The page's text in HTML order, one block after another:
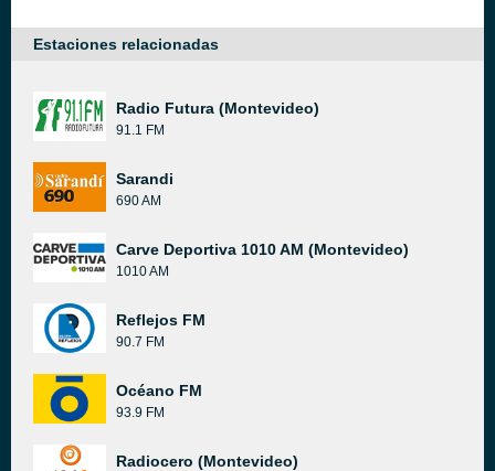
Estaciones relacionadas
Radio Futura (Montevideo)
91.1 FM
Sarandi
690 AM
Carve Deportiva 1010 AM (Montevideo)
1010 AM
Reflejos FM
90.7 FM
Océano FM
93.9 FM
Radiocero (Montevideo)